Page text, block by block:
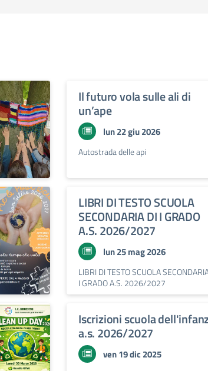
Il futuro vola sulle ali di
un’ape
lun 22 giu 2026
Autostrada delle api
LIBRI DI TESTO SCUOLA
SECONDARIA DI I GRADO
A.S. 2026/2027
lun 25 mag 2026
LIBRI DI TESTO SCUOLA
I GRADO A.S. 2026/2027
Iscrizioni scuola
a.s. 2026/2027
ven 19 dic 2025